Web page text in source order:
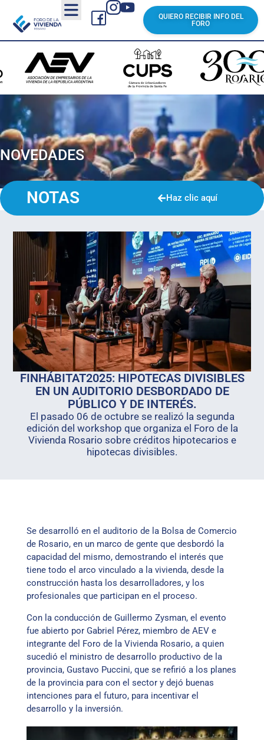
QUIERO RECIBIR INFO DEL
FORO
NOVEDADES
NOTAS Haz clic aquí
FINHÁBITAT2025: HIPOTECAS DIVISIBLES
EN UN AUDITORIO DESBORDADO DE
PÚBLICO Y DE INTERÉS.
El pasado 06 de octubre se realizó la segunda
edición del workshop que organiza el Foro de la
Vivienda Rosario sobre créditos hipotecarios e
hipotecas divisibles.
Se desarrolló en el auditorio de la Bolsa de Comercio
de Rosario, en un marco de gente que desbordó la
capacidad del mismo, demostrando el interés que
tiene todo el arco vinculado a la vivienda, desde la
construcción hasta los desarrolladores, y los
profesionales que participan en el proceso.
Con la conducción de Guillermo Zysman, el evento
fue abierto por Gabriel Pérez, miembro de AEV e
integrante del Foro de la Vivienda Rosario, a quien
sucedió el ministro de desarrollo productivo de la
provincia, Gustavo Puccini, que se refirió a los planes
de la provincia para con el sector y dejó buenas
intenciones para el futuro, para incentivar el
desarrollo y la inversión.